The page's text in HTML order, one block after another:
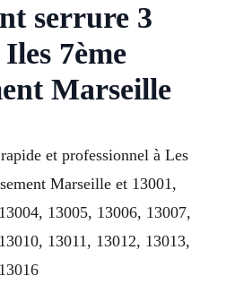
serrure 3
7ème
Marseille
et professionnel à Les
Marseille et 13001,
13005, 13006, 13007,
13011, 13012, 13013,